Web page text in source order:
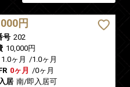
円
号 202
10,000円
1.0ヶ月 /1.0ヶ月
0ヶ月 /0ヶ月
居 南/即入居可